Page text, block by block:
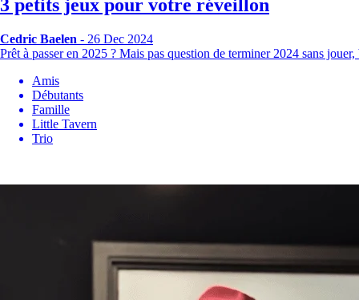
3 petits jeux pour votre réveillon
Cedric Baelen - 26 Dec 2024
Prêt à passer en 2025 ? Mais pas question de terminer 2024 sans
Amis
Débutants
Famille
Little Tavern
Trio